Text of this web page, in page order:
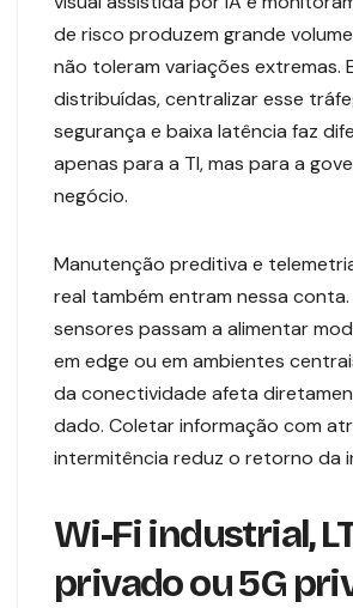
de risco produzem grande
não toleram variações extremas.
distribuídas, centralizar esse
segurança e baixa latência faz
apenas para a TI, mas para a
negócio.
Manutenção preditiva e
real também entram nessa
sensores passam a alimentar
em edge ou em ambientes
da conectividade afeta
dado. Coletar informação com
intermitência reduz o retorno da
Wi-Fi industrial,
privado ou 5G